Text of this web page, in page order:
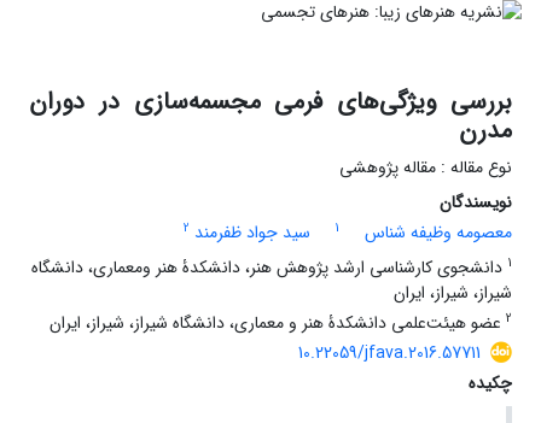
بررسی ویژگی‌های فرمی مجسمه‌سازی در دوران
مدرن
نوع مقاله : مقاله پژوهشی
نویسندگان
معصومه وظیفه شناس
1 سید جواد ظفرمند 2
1 دانشجوی کارشناسی ارشد پژوهش هنر، دانشکدۀ هنر ومعماری، دانشگاه
شیراز، شیراز، ایران
2 عضو هیئت‌علمی دانشکدۀ هنر و معماری، دانشگاه شیراز، شیراز، ایران
10.22059/jfava.2016.57711
چکیده